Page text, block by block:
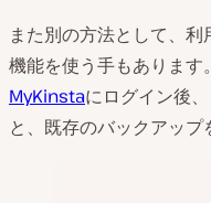
また別の方法として、
機能を使う手もあります
MyKinstaにログイン後
と、既存のバックアップ